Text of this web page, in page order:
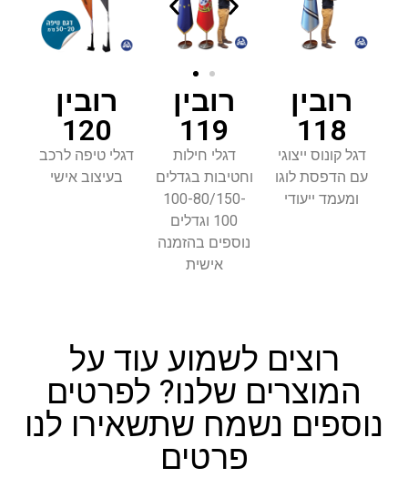
רובין
118
דגל קונוס ייצוגי
עם הדפסת לוגו
ומעמד ייעודי
רובין
119
דגלי חילות
וחטיבות בגדלים
100-80/150-
100 וגדלים
נוספים בהזמנה
אישית
רובין
120
דגלי טיפה לרכב
בעיצוב אישי
רוצים לשמוע עוד על
המוצרים שלנו? לפרטים
נוספים נשמח שתשאירו לנו
פרטים